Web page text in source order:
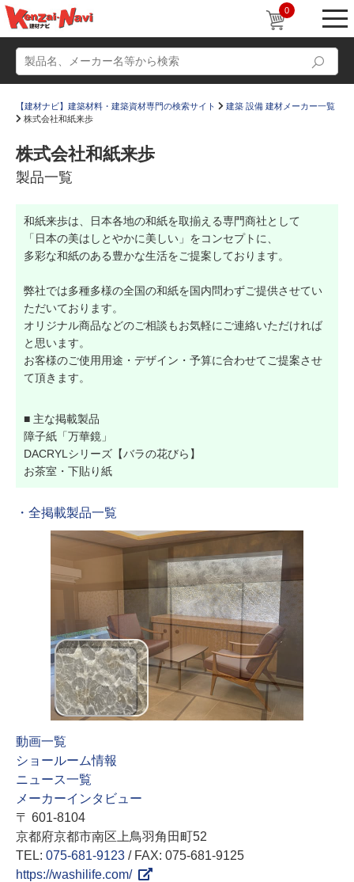
0
かたなび コラム
すまいリング 設計士インタビュー
Q＆A 販売・施工代理店募集
お気に入り
【建材ナビ】建築材料・建築資材専門の検索サイト
建築 設備 建材メーカー一覧
株式会社和紙来歩
株式会社和紙来歩
製品一覧
和紙来歩は、日本各地の和紙を取揃える専門商社として
「日本の美はしとやかに美しい」をコンセプトに、
多彩な和紙のある豊かな生活をご提案しております。
弊社では多種多様の全国の和紙を国内問わずご提供させてい
ただいております。
オリジナル商品などのご相談もお気軽にご連絡いただければ
と思います。
お客様のご使用用途・デザイン・予算に合わせてご提案させ
て頂きます。
■ 主な掲載製品
障子紙「万華鏡」
DACRYLシリーズ【バラの花びら】
お茶室・下貼り紙
・全掲載製品一覧
動画一覧
ショールーム情報
ニュース一覧
メーカーインタビュー
〒 601-8104
京都府京都市南区上鳥羽角田町52
TEL: 075-681-9123 / FAX: 075-681-9125
https://washilife.com/